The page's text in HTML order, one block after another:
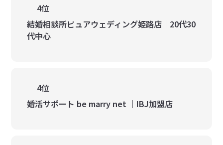
4位
結婚相談所ピュアウェディング姫路店｜20代30
代中心
4位
婚活サポート be marry net ｜IBJ加盟店